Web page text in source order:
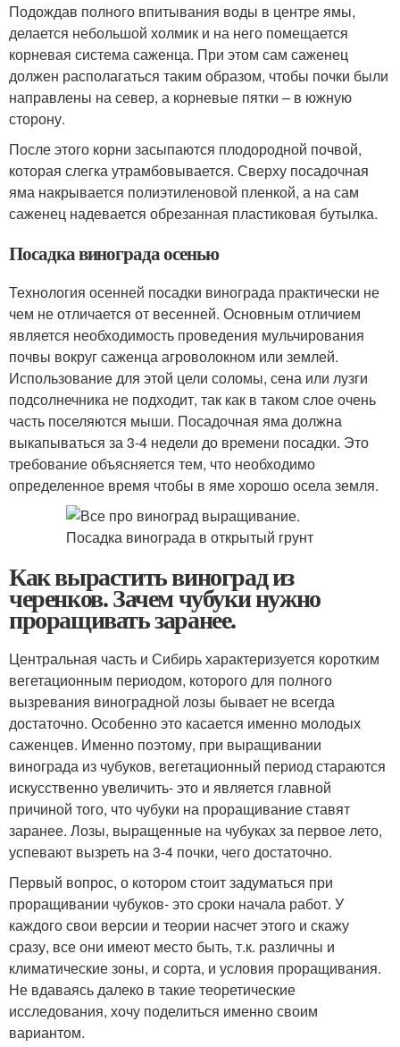
Подождав полного впитывания воды в центре ямы,
делается небольшой холмик и на него помещается
корневая система саженца. При этом сам саженец
должен располагаться таким образом, чтобы почки были
направлены на север, а корневые пятки – в южную
сторону.
После этого корни засыпаются плодородной почвой,
которая слегка утрамбовывается. Сверху посадочная
яма накрывается полиэтиленовой пленкой, а на сам
саженец надевается обрезанная пластиковая бутылка.
Посадка винограда осенью
Технология осенней посадки винограда практически не
чем не отличается от весенней. Основным отличием
является необходимость проведения мульчирования
почвы вокруг саженца агроволокном или землей.
Использование для этой цели соломы, сена или лузги
подсолнечника не подходит, так как в таком слое очень
часть поселяются мыши. Посадочная яма должна
выкапываться за 3-4 недели до времени посадки. Это
требование объясняется тем, что необходимо
определенное время чтобы в яме хорошо осела земля.
Как вырастить виноград из
черенков. Зачем чубуки нужно
проращивать заранее.
Центральная часть и Сибирь характеризуется коротким
вегетационным периодом, которого для полного
вызревания виноградной лозы бывает не всегда
достаточно. Особенно это касается именно молодых
саженцев. Именно поэтому, при выращивании
винограда из чубуков, вегетационный период стараются
искусственно увеличить- это и является главной
причиной того, что чубуки на проращивание ставят
заранее. Лозы, выращенные на чубуках за первое лето,
успевают вызреть на 3-4 почки, чего достаточно.
Первый вопрос, о котором стоит задуматься при
проращивании чубуков- это сроки начала работ. У
каждого свои версии и теории насчет этого и скажу
сразу, все они имеют место быть, т.к. различны и
климатические зоны, и сорта, и условия проращивания.
Не вдаваясь далеко в такие теоретические
исследования, хочу поделиться именно своим
вариантом.